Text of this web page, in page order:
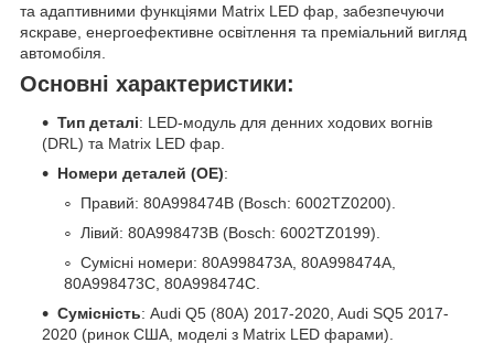
та адаптивними функціями Matrix LED фар, забезпечуючи
яскраве, енергоефективне освітлення та преміальний вигляд
автомобіля.
Основні характеристики:
Тип деталі: LED-модуль для денних ходових вогнів
(DRL) та Matrix LED фар.
Номери деталей (OE):
Правий: 80A998474B (Bosch: 6002TZ0200).
Лівий: 80A998473B (Bosch: 6002TZ0199).
Сумісні номери: 80A998473A, 80A998474A,
80A998473C, 80A998474C.
Сумісність: Audi Q5 (80A) 2017-2020, Audi SQ5 2017-
2020 (ринок США, моделі з Matrix LED фарами).